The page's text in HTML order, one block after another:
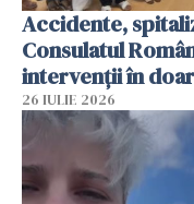
Accidente,
Consulatul
intervenții în
26 IULIE 2026